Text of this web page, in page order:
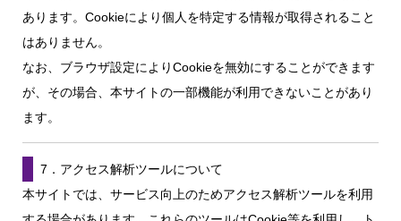
あります。Cookieにより個人を特定する情報が取得されること
はありません。
なお、ブラウザ設定によりCookieを無効にすることができます
が、その場合、本サイトの一部機能が利用できないことがあり
ます。
7．アクセス解析ツールについて
本サイトでは、サービス向上のためアクセス解析ツールを利用